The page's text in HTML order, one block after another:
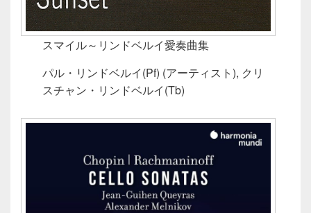
スマイル～リンドベルイ愛奏曲集
パル・リンドベルイ(Pf) (アーティスト), クリ
スチャン・リンドベルイ(Tb)